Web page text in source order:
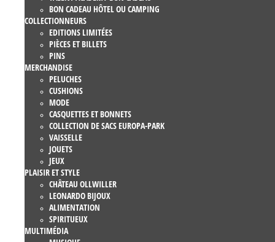
BON CADEAU HÔTEL OU CAMPING
COLLECTIONNEURS
EDITIONS LIMITÉES
PIÈCES ET BILLETS
PINS
MERCHANDISE
PELUCHES
CUSHIONS
MODE
CASQUETTES ET BONNETS
COLLECTION DE SACS EUROPA-PARK
VAISSELLE
JOUETS
JEUX
PLAISIR ET STYLE
CHÂTEAU OLLWILLER
LEONARDO BIJOUX
ALIMENTATION
SPIRITUEUX
MULTIMÉDIA